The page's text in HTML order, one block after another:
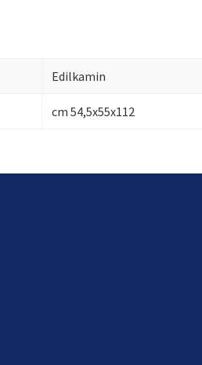
Edilkamin
cm 54,5x55x112